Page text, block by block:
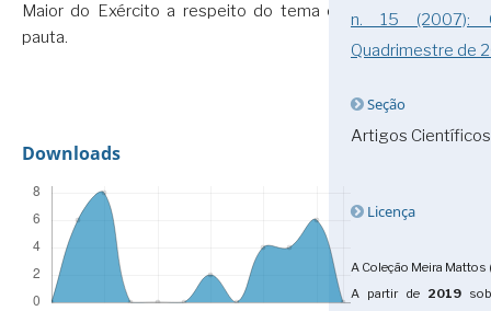
Maior do Exército a respeito do tema em
pauta.
Downloads
n. 15 (2007):
Quadrimestre de
Seção
Artigos Científicos
Licença
A Coleção Meira Mattos
A partir de 2019sob